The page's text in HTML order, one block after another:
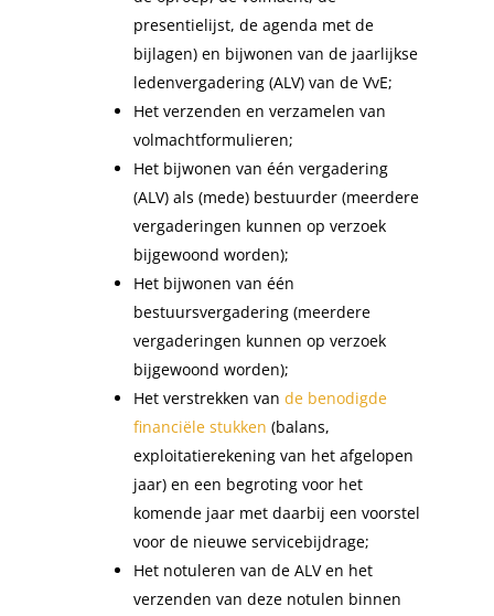
presentielijst, de agenda met de
bijlagen) en bijwonen van de jaarlijkse
ledenvergadering (ALV) van de VvE;
Het verzenden en verzamelen van
volmachtformulieren;
Het bijwonen van één vergadering
(ALV) als (mede) bestuurder (meerdere
vergaderingen kunnen op verzoek
bijgewoond worden);
Het bijwonen van één
bestuursvergadering (meerdere
vergaderingen kunnen op verzoek
bijgewoond worden);
Het verstrekken van de benodigde
financiële stukken (balans,
exploitatierekening van het afgelopen
jaar) en een begroting voor het
komende jaar met daarbij een voorstel
voor de nieuwe servicebijdrage;
Het notuleren van de ALV en het
verzenden van deze notulen binnen